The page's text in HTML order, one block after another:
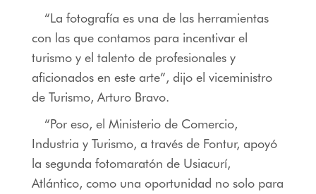
“La fotografía es una de las herramientas
con las que contamos para incentivar el
turismo y el talento de profesionales y
aficionados en este arte”, dijo el viceministro
de Turismo, Arturo Bravo.
“Por eso, el Ministerio de Comercio,
Industria y Turismo, a través de Fontur, apoyó
la segunda fotomaratón de Usiacurí,
Atlántico, como una oportunidad no solo para